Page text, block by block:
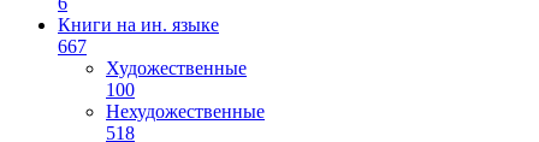
Книги на ин. языке
667
Художественные
100
Нехудожественные
518